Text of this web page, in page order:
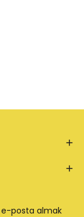
e-posta almak